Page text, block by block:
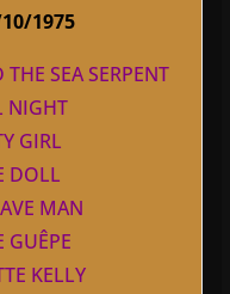
1975
SEA SERPENT
NIGHT
GIRL
DOLL
MAN
GUÊPE
KELLY